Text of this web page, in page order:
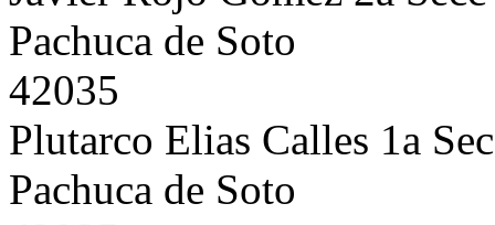
Pachuca de Soto
42035
Plutarco Elias Calles 1a
Pachuca de Soto